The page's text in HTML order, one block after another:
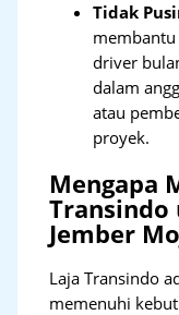
Tidak
membantu
driver
dalam
atau
proyek.
Mengapa
Transindo
Jember
Laja Transindo
memenuhi